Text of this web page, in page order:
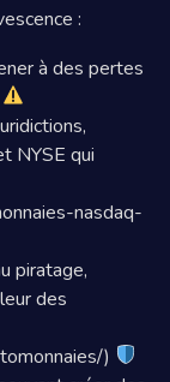
:
à des pertes
NYSE qui
nasdaq-
piratage,
des
)